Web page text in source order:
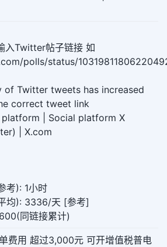
入Twitter帖子链接 如
polls/status/
of Twitter tweets has increased
correct tweet link
| Social platform X
| X.com
考): 1小时
均): 3336/天 [参考]
同链接累计)
费用 超过3,000元 可开增值税普电